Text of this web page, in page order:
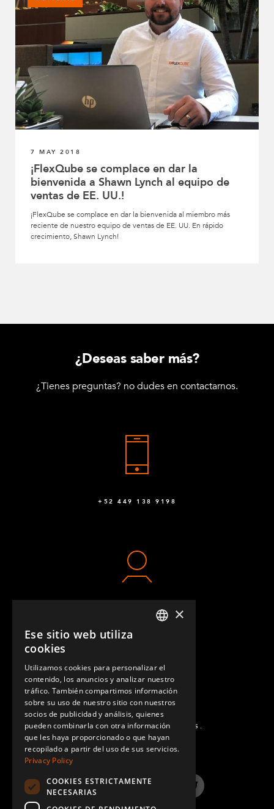
7 MAY 2018
¡FlexQube se complace en dar la
bienvenida a Shawn Lynch al equipo de
ventas de EE. UU.!
¡FlexQube se complace en dar la bienvenida al miembro más
reciente de nuestro equipo de ventas de EE. UU. En rápido
crecimiento, Shawn Lynch!
¿Deseas saber más?
¿Tienes preguntas? no dudes en contactarnos.
+52 449 138 9198
CONTACTO
PREGUNTAS MÁS FRECUENTES.
LinkedIn InstagramTwitter
×
Ese sitio web utiliza
cookies
Utilizamos cookies para personalizar el
contenido, los anuncios y analizar nuestro
tráfico. También compartimos información
sobre su uso de nuestro sitio con nuestros
socios de publicidad y análisis, quienes
pueden combinarla con otra información
que les haya proporcionado o que hayan
recopilado a partir del uso de sus servicios.
Privacy Policy
COOKIES ESTRICTAMENTE
NECESARIAS